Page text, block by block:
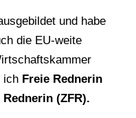
und habe
die EU-weite
ich Freie Rednerin
(ZFR).